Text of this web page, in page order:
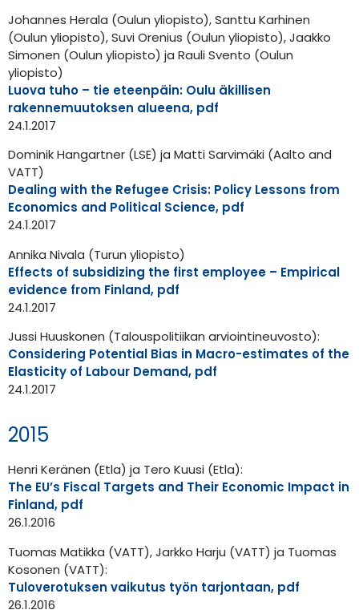
Johannes Herala (Oulun yliopisto), Santtu Karhinen
(Oulun yliopisto), Suvi Orenius (Oulun yliopisto), Jaakko
Simonen (Oulun yliopisto) ja Rauli Svento (Oulun
yliopisto)
Luova tuho – tie eteenpäin: Oulu äkillisen
rakennemuutoksen alueena, pdf
24.1.2017
Dominik Hangartner (LSE) ja Matti Sarvimäki (Aalto and
VATT)
Dealing with the Refugee Crisis: Policy Lessons from
Economics and Political Science, pdf
24.1.2017
Annika Nivala (Turun yliopisto)
Effects of subsidizing the first employee – Empirical
evidence from Finland, pdf
24.1.2017
Jussi Huuskonen (Talouspolitiikan arviointineuvosto):
Considering Potential Bias in Macro-estimates of the
Elasticity of Labour Demand, pdf
24.1.2017
2015
Henri Keränen (Etla) ja Tero Kuusi (Etla):
The EU’s Fiscal Targets and Their Economic Impact in
Finland, pdf
26.1.2016
Tuomas Matikka (VATT), Jarkko Harju (VATT) ja Tuomas
Kosonen (VATT):
Tuloverotuksen vaikutus työn tarjontaan, pdf
26.1.2016